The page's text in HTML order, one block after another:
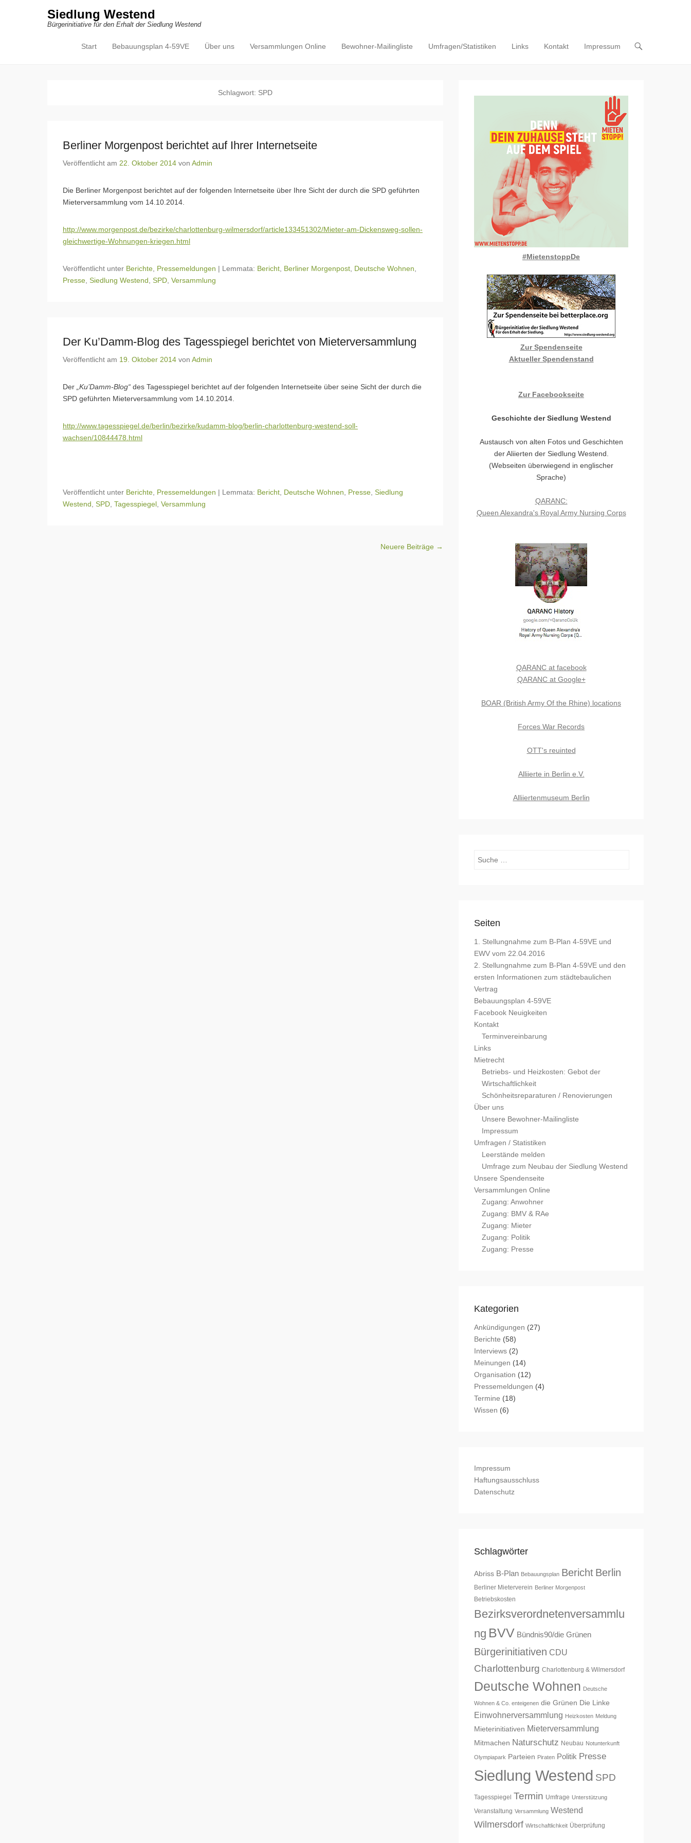
Siedlung Westend
Bürgerinitiative für den Erhalt der Siedlung Westend
Primäres Menü
Zum Inhalt springen
Start Bebauungsplan 4-59VE Über uns Versammlungen Online Bewohner-Mailingliste Umfragen/Statistiken Links Kontakt Impressum
Schlagwort: SPD
Berliner Morgenpost berichtet auf Ihrer Internetseite
Veröffentlicht am 22. Oktober 2014 von Admin
Die Berliner Morgenpost berichtet auf der folgenden Internetseite über Ihre Sicht der durch die SPD geführten
Mieterversammlung vom 14.10.2014.
http://www.morgenpost.de/bezirke/charlottenburg-wilmersdorf/article133451302/Mieter-am-Dickensweg-sollen-
gleichwertige-Wohnungen-kriegen.html
Veröffentlicht unter Berichte Pressemeldungen | Lemmata: Bericht Berliner Morgenpost Deutsche Wohnen
Presse Siedlung Westend SPD Versammlung
Der Ku’Damm-Blog des Tagesspiegel berichtet von Mieterversammlung
Veröffentlicht am 19. Oktober 2014 von Admin
Der „Ku’Damm-Blog“ des Tagesspiegel berichtet auf der folgenden Internetseite über seine Sicht der durch die
SPD geführten Mieterversammlung vom 14.10.2014.
http://www.tagesspiegel.de/berlin/bezirke/kudamm-blog/berlin-charlottenburg-westend-soll-
wachsen/10844478.html
Veröffentlicht unter Berichte Pressemeldungen | Lemmata: Bericht Deutsche Wohnen Presse Siedlung
Westend SPD Tagesspiegel Versammlung
Neuere Beiträge →
#MietenstoppDe
Zur Spendenseite
Aktueller Spendenstand
Zur Facebookseite
Geschichte der Siedlung Westend
Austausch von alten Fotos und Geschichten
der Aliierten der Siedlung Westend.
(Webseiten überwiegend in englischer
Sprache)
QARANC:
Queen Alexandra's Royal Army Nursing Corps
QARANC at facebook
QARANC at Google+
BOAR (British Army Of the Rhine) locations
Forces War Records
OTT's reuinted
Alliierte in Berlin e.V.
Alliiertenmuseum Berlin
Suchen
Seiten
1. Stellungnahme zum B-Plan 4-59VE und
EWV vom 22.04.2016
2. Stellungnahme zum B-Plan 4-59VE und den
ersten Informationen zum städtebaulichen
Vertrag
Bebauungsplan 4-59VE
Facebook Neuigkeiten
Kontakt
Terminvereinbarung
Links
Mietrecht
Betriebs- und Heizkosten: Gebot der
Wirtschaftlichkeit
Schönheitsreparaturen / Renovierungen
Über uns
Unsere Bewohner-Mailingliste
Impressum
Umfragen / Statistiken
Leerstände melden
Umfrage zum Neubau der Siedlung Westend
Unsere Spendenseite
Versammlungen Online
Zugang: Anwohner
Zugang: BMV & RAe
Zugang: Mieter
Zugang: Politik
Zugang: Presse
Kategorien
Ankündigungen (27)
Berichte (58)
Interviews (2)
Meinungen (14)
Organisation (12)
Pressemeldungen (4)
Termine (18)
Wissen (6)
Impressum
Haftungsausschluss
Datenschutz
Schlagwörter
Abriss B-Plan Bebauungsplan Bericht Berlin
Berliner Mieterverein Berliner Morgenpost
Betriebskosten
Bezirksverordnetenversammlu
ng BVV Bündnis90/die Grünen
Bürgerinitiativen CDU
Charlottenburg Charlottenburg & Wilmersdorf
Deutsche Wohnen Deutsche
Wohnen & Co. enteigenen die Grünen Die Linke
Einwohnerversammlung Heizkosten Meldung
Mieterinitiativen Mieterversammlung
Mitmachen Naturschutz Neubau Notunterkunft
Olympiapark Parteien Piraten Politik Presse
Siedlung Westend SPD
Tagesspiegel Termin Umfrage Unterstützung
Veranstaltung Versammlung Westend
Wilmersdorf Wirtschaftlichkeit Überprüfung